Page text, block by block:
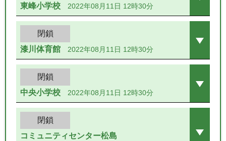
東峰小学校
2022年08月11日 12時30分
閉鎖
漆川体育館
2022年08月11日 12時30分
閉鎖
中央小学校
2022年08月11日 12時30分
閉鎖
コミュニティセンター松島